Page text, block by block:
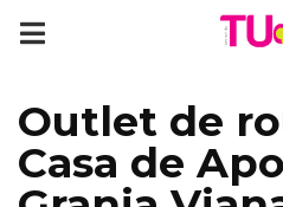
Outlet de
Casa de